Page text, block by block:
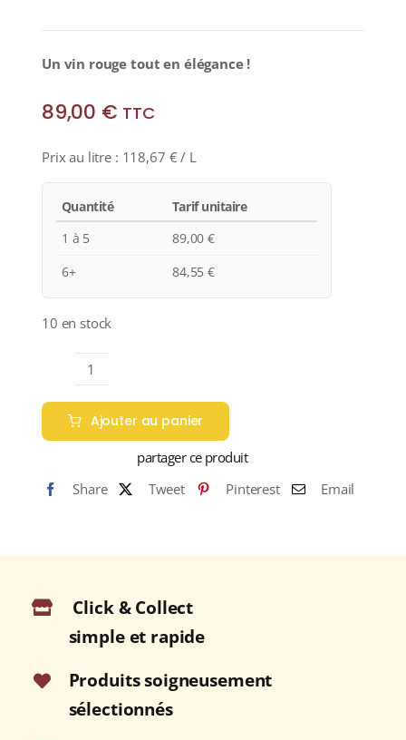
Un vin rouge tout en élégance !
89,00 € TTC
Prix au litre : 118,67 € / L
Quantité
Tarif unitaire
1 à 5
89,00€
6+
84,55€
10 en stock
quantité
de
Domaine
Lucien
&
Brouillards"
VOLNAY
PREMIER
Cru
Rouge
Bouteille
Ajouter au panier
partager ce produit
Share
Tweet Pinterest Email
Click & Collect
simple et rapide
Produits soigneusement
sélectionnés